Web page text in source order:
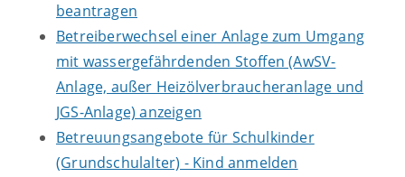
beantragen
Betreiberwechsel einer Anlage zum Umgang
mit wassergefährdenden Stoffen (AwSV-
Anlage, außer Heizölverbraucheranlage und
JGS-Anlage) anzeigen
Betreuungsangebote für Schulkinder
(Grundschulalter) - Kind anmelden